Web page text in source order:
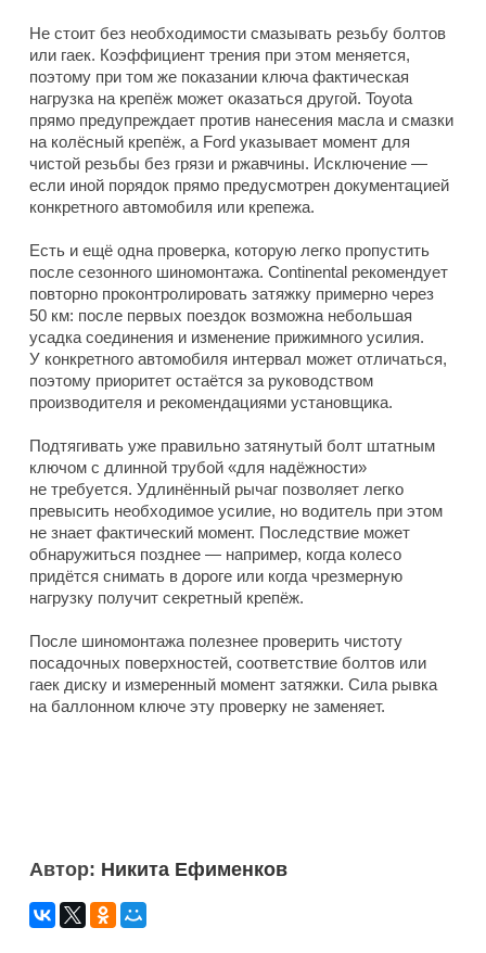
Не стоит без необходимости смазывать резьбу болтов
или гаек. Коэффициент трения при этом меняется,
поэтому при том же показании ключа фактическая
нагрузка на крепёж может оказаться другой. Toyota
прямо предупреждает против нанесения масла и смазки
на колёсный крепёж, а Ford указывает момент для
чистой резьбы без грязи и ржавчины. Исключение —
если иной порядок прямо предусмотрен документацией
конкретного автомобиля или крепежа.
Есть и ещё одна проверка, которую легко пропустить
после сезонного шиномонтажа. Continental рекомендует
повторно проконтролировать затяжку примерно через
50 км: после первых поездок возможна небольшая
усадка соединения и изменение прижимного усилия.
У конкретного автомобиля интервал может отличаться,
поэтому приоритет остаётся за руководством
производителя и рекомендациями установщика.
Подтягивать уже правильно затянутый болт штатным
ключом с длинной трубой «для надёжности»
не требуется. Удлинённый рычаг позволяет легко
превысить необходимое усилие, но водитель при этом
не знает фактический момент. Последствие может
обнаружиться позднее — например, когда колесо
придётся снимать в дороге или когда чрезмерную
нагрузку получит секретный крепёж.
После шиномонтажа полезнее проверить чистоту
посадочных поверхностей, соответствие болтов или
гаек диску и измеренный момент затяжки. Сила рывка
на баллонном ключе эту проверку не заменяет.
Автор: Никита Ефименков